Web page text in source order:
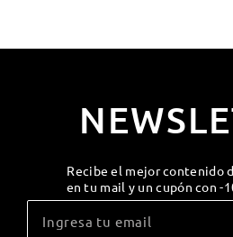
Recibe el mejor contenido
en tu mail y un cupón con -